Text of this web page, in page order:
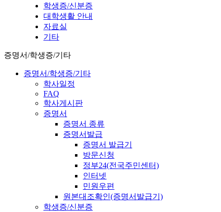
학생증/신분증
대학생활 안내
자료실
기타
증명서/학생증/기타
증명서/학생증/기타
학사일정
FAQ
학사게시판
증명서
증명서 종류
증명서발급
증명서 발급기
방문신청
정부24(전국주민센터)
인터넷
민원우편
원본대조확인(증명서발급기)
학생증/신분증